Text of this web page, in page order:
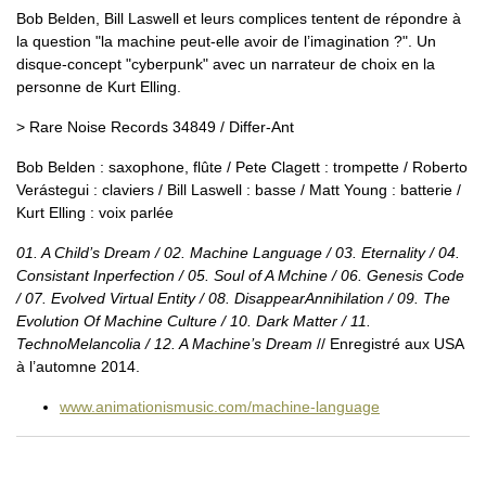
Bob Belden, Bill Laswell et leurs complices tentent de répondre à
la question "la machine peut-elle avoir de l’imagination ?". Un
disque-concept "cyberpunk" avec un narrateur de choix en la
personne de Kurt Elling.
> Rare Noise Records 34849 / Differ-Ant
Bob Belden : saxophone, flûte / Pete Clagett : trompette / Roberto
Verástegui : claviers / Bill Laswell : basse / Matt Young : batterie /
Kurt Elling : voix parlée
01. A Child’s Dream / 02. Machine Language / 03. Eternality / 04.
Consistant Inperfection / 05. Soul of A Mchine / 06. Genesis Code
/ 07. Evolved Virtual Entity / 08. DisappearAnnihilation / 09. The
Evolution Of Machine Culture / 10. Dark Matter / 11.
TechnoMelancolia / 12. A Machine’s Dream // Enregistré aux USA
à l’automne 2014.
www.animationismusic.com/machine-language